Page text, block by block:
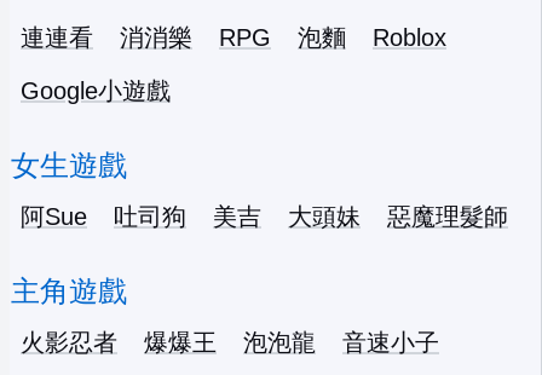
連連看
消消樂 RPG 泡麵
Roblox
Google小遊戲
女生遊戲
阿Sue 吐司狗 美吉 大頭妹 惡魔理髮師
主角遊戲
火影忍者 爆爆王 泡泡龍
音速小子